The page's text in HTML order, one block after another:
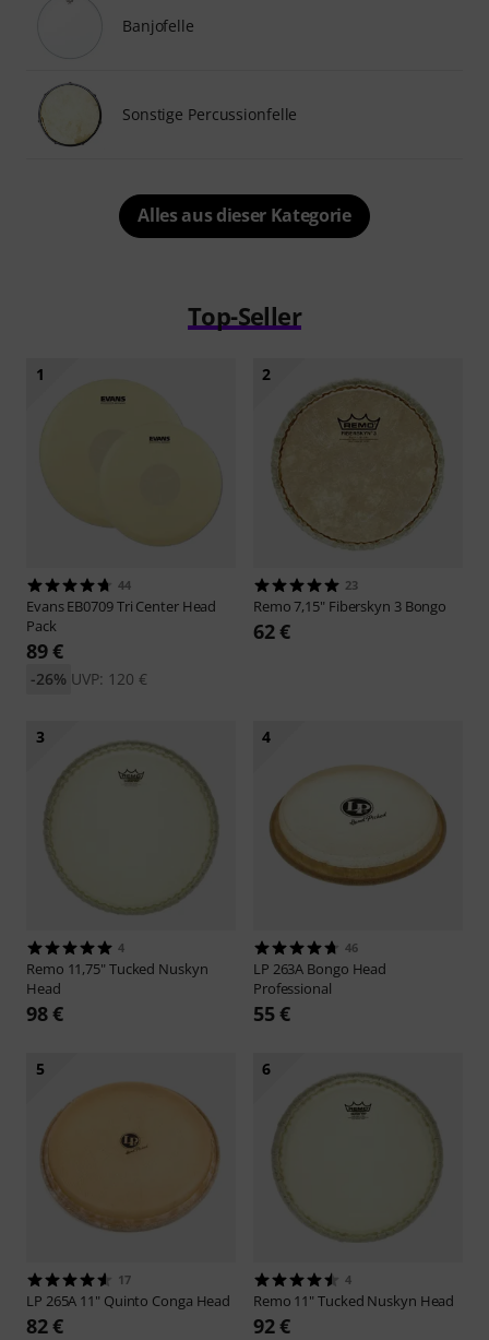
Banjofelle
Sonstige Percussionfelle
Alles aus dieser Kategorie
Top-Seller
1
44
EvansEB0709 Tri Center Head
Pack
89 €
UVP: 120 €
-26%
2
23
Remo7,15" Fiberskyn 3 Bongo
62 €
3
4
Remo 11,75" Tucked Nuskyn
Head
98 €
4
46
LP 263A Bongo Head
Professional
55 €
5
17
LP 265A 11" Quinto Conga Head
82 €
6
4
Remo 11" Tucked Nuskyn Head
92 €